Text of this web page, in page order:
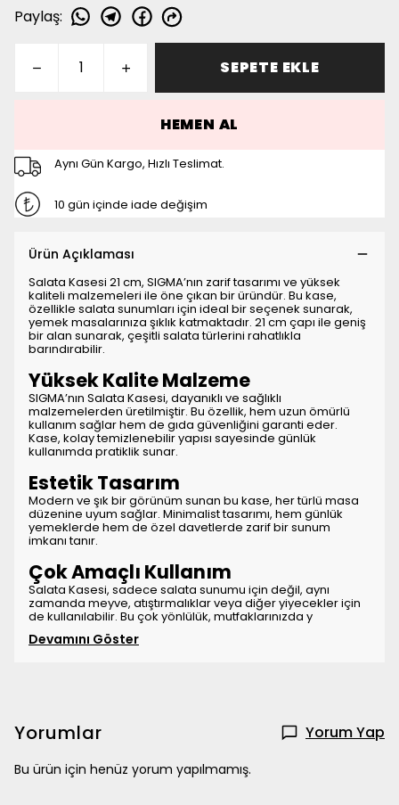
Paylaş:
SEPETE EKLE
HEMEN AL
Aynı Gün Kargo, Hızlı Teslimat.
10 gün içinde iade değişim
Ürün Açıklaması
Salata Kasesi 21 cm, SIGMA’nın zarif tasarımı ve yüksek
kaliteli malzemeleri ile öne çıkan bir üründür. Bu kase,
özellikle salata sunumları için ideal bir seçenek sunarak,
yemek masalarınıza şıklık katmaktadır. 21 cm çapı ile geniş
bir alan sunarak, çeşitli salata türlerini rahatlıkla
barındırabilir.
Yüksek Kalite Malzeme
SIGMA’nın Salata Kasesi, dayanıklı ve sağlıklı
malzemelerden üretilmiştir. Bu özellik, hem uzun ömürlü
kullanım sağlar hem de gıda güvenliğini garanti eder.
Kase, kolay temizlenebilir yapısı sayesinde günlük
kullanımda pratiklik sunar.
Estetik Tasarım
Modern ve şık bir görünüm sunan bu kase, her türlü masa
düzenine uyum sağlar. Minimalist tasarımı, hem günlük
yemeklerde hem de özel davetlerde zarif bir sunum
imkanı tanır.
Çok Amaçlı Kullanım
Salata Kasesi, sadece salata sunumu için değil, aynı
zamanda meyve, atıştırmalıklar veya diğer yiyecekler için
de kullanılabilir. Bu çok yönlülük, mutfaklarınızda y
Devamını Göster
Yorumlar Yorum Yap
Bu ürün için henüz yorum yapılmamış.